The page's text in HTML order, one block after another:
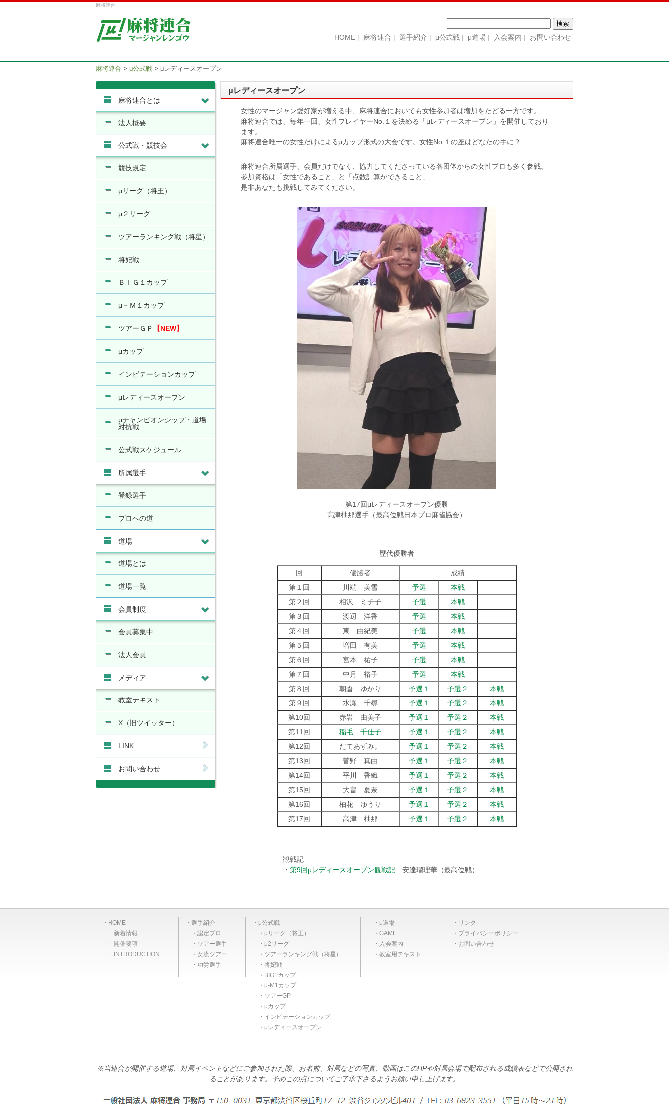
麻将連合
索:
HOME 麻将連合 選手紹介 μ公式戦 μ道場 入会案内 お問い合わせ
麻将連合 > μ公式戦 > μレディースオープン
μレディースオープン
女性のマージャン愛好家が増える中、麻将連合においても女性参加者は増加をたどる一方です。
麻将連合では、毎年一回、女性プレイヤーNo.１を決める「μレディースオープン」を開催しており
ます。
麻将連合唯一の女性だけによるμカップ形式の大会です。女性No.１の座はどなたの手に？
麻将連合所属選手、会員だけでなく、協力してくださっている各団体からの女性プロも多く参戦。
参加資格は「女性であること」と「点数計算ができること」
是非あなたも挑戦してみてください。
第17回μレディースオープン優勝
高津柚那選手（最高位戦日本プロ麻雀協会）
歴代優勝者
回 優勝者
成績
第１回
川端 美雪 予選
本戦
第２回
相沢 ミチ子 予選
本戦
第３回
渡辺 洋香 予選
本戦
第４回
東 由紀美 予選
本戦
第５回
増田 有美 予選
本戦
第６回
宮本 祐子 予選
本戦
第７回
中月 裕子 予選
本戦
第８回
朝倉 ゆかり 予選１ 予選２
本戦
第９回
水瀬 千尋 予選１ 予選２
本戦
第10回
赤岩 由美子 予選１ 予選２
本戦
第11回
稲毛 千佳子 予選１ 予選２
本戦
第12回
だてあずみ。 予選１ 予選２
本戦
第13回
菅野 真由 予選１ 予選２
本戦
第14回
平川 香織 予選１ 予選２
本戦
第15回
大畠 夏奈 予選１ 予選２
本戦
第16回
柚花 ゆうり 予選１ 予選２
本戦
第17回
高津 柚那 予選１ 予選２ 本戦
観戦記
・ 第9回μレディースオープン観戦記 安達瑠理華（最高位戦）
麻将連合とは
法人概要
公式戦・競技会
競技規定
μリーグ（将王）
μ２リーグ
ツアーランキング戦（将星）
将妃戦
ＢＩＧ１カップ
μ－Ｍ１カップ
ツアーＧＰ 【NEW】
μカップ
インビテーションカップ
μレディースオープン
μチャンピオンシップ・道場
対抗戦
公式戦スケジュール
所属選手
登録選手
プロへの道
道場
道場とは
道場一覧
会員制度
会員募集中
法人会員
メディア
教室テキスト
X（旧ツイッター）
LINK
お問い合わせ
HOME
新着情報
開催要項
INTRODUCTION
選手紹介
認定プロ
ツアー選手
女流ツアー
功労選手
μ公式戦
μリーグ（将王）
μ2リーグ
ツアーランキング戦（将星）
将妃戦
BIG1カップ
μ-M1カップ
ツアーGP
μカップ
インビテーションカップ
μレディースオープン
μ道場
GAME
入会案内
教室用テキスト
リンク
プライバシーポリシー
お問い合わせ
※当連合が開催する道場、対局イベントなどにご参加された際、お名前、対局などの写真、動画はこのHPや対局会場で配布される成績表などで公開され
ることがあります。予めこの点についてご了承下さるようお願い申し上げます。